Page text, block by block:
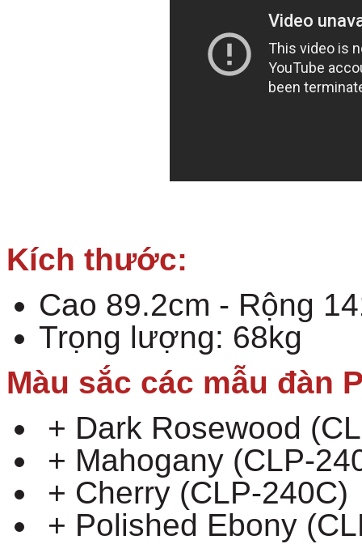
Kích thước:
Cao 89.2cm - Rộng
Trọng lượng: 68kg
Màu sắc các mẫu đàn
+ Dark Rosewood
+ Mahogany (CLP-
+ Cherry (CLP-240C)
+ Polished Ebony